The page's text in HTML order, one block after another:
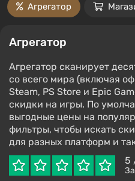
Агрегатор
Агрегатор
Агрегатор сканирует
со всего мира (включая
Steam, PS Store и Epic
скидки на игры. По
выгодные цены на
фильтры, чтобы искать
для разных платформ и
5